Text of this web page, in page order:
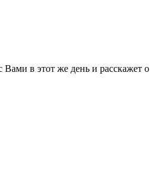
в этот же день и расскажет о